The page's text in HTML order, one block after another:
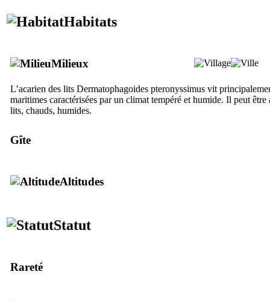
Habitats
Milieux
L’acarien des lits Dermatophagoides pteronyssimus vit
maritimes caractérisées par un climat tempéré et humide. Il peut être
lits, chauds, humides.
Gîte
Altitudes
Statut
Rareté